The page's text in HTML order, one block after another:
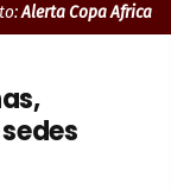
Alerta Copa Africa